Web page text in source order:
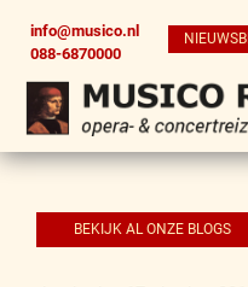
info@musico.nl
088-6870000
BEKIJK AL ONZE BLOGS